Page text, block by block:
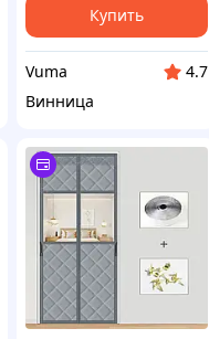
Купить
Vuma
4.7
Винница